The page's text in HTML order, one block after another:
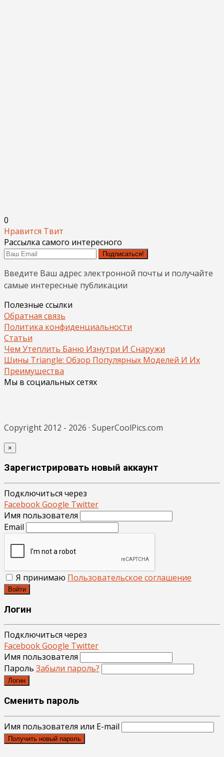
0
Нравится Твит
Рассылка самого интересного
Подписаться!
Введите Ваш адрес электронной почты и получайте
самые интересные публикации
Полезные ссылки
Обратная связь
Политика конфиденциальности
Статьи
Чем Утеплить Баню Изнутри И Снаружи
Шины Triangle: Обзор Популярных Моделей И Их
Преимущества
Мы в социальных сетях
Copyright 2012 - 2026 · SuperCoolPics.com
×
Зарегистрировать новый аккаунт
Подключиться через
FacebookGoogle Twitter
Имя пользователя
Email
Я принимаю Пользовательское соглашение
Войти
Логин
Подключиться через
FacebookGoogle Twitter
Имя пользователя
Пароль Забыли пароль?
Логин
Сменить пароль
Имя пользователя или E-mail
Получить новый пароль